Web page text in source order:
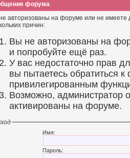
форума
авторизованы на форуме или не имеете
причин:
Вы не авторизованы на
и попробуйте ещё раз.
У вас недостаточно прав
вы пытаетесь обратиться
привилегированным
Возможно, администратор
активированы на форуме.
Имя:
Пароль: